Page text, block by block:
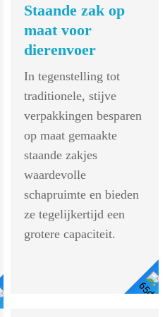
Staande zak op
maat voor
dierenvoer
In tegenstelling tot
traditionele, stijve
verpakkingen besparen
op maat gemaakte
staande zakjes
waardevolle
schapruimte en bieden
ze tegelijkertijd een
grotere capaciteit.